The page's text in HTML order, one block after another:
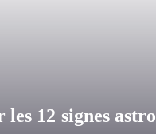
12 signes